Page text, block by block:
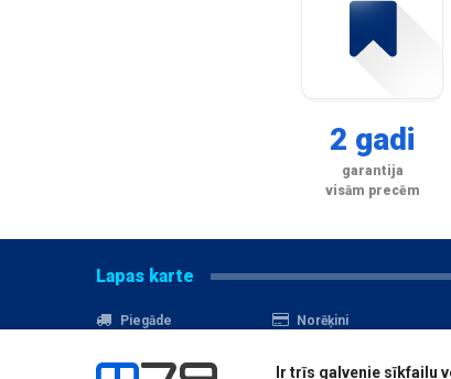
2 gadi
garantija
visām precēm
Lapas karte
Piegāde
Norēķini
Akcijas
Serviss
Ir trīs galvenie sīkfailu